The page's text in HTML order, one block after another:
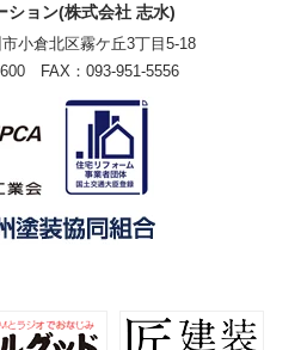
ション(株式会社 志水)
小倉北区霧ケ丘3丁目5-18
FAX：093-951-5556